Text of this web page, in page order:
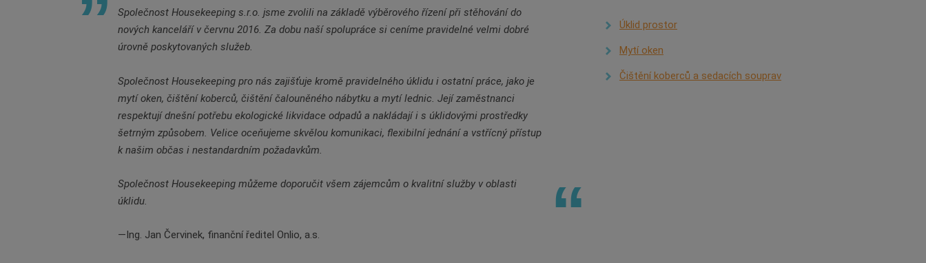
Společnost Housekeeping s.r.o. jsme zvolili na základě výběrového řízení při stěhování do
nových kanceláří v červnu 2016. Za dobu naší spolupráce si ceníme pravidelné velmi dobré
úrovně poskytovaných služeb.
Společnost Housekeeping pro nás zajišťuje kromě pravidelného úklidu i ostatní práce, jako je
mytí oken, čištění koberců, čištění čalouněného nábytku a mytí lednic. Její zaměstnanci
respektují dnešní potřebu ekologické likvidace odpadů a nakládají i s úklidovými prostředky
šetrným způsobem. Velice oceňujeme skvělou komunikaci, flexibilní jednání a vstřícný přístup
k našim občas i nestandardním požadavkům.
Společnost Housekeeping můžeme doporučit všem zájemcům o kvalitní služby v oblasti
úklidu.
Ing. Jan Červinek, finanční ředitel Onlio, a.s.
Úklid prostor
Mytí oken
Čištění koberců a sedacích souprav